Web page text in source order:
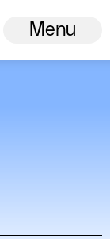
Menu